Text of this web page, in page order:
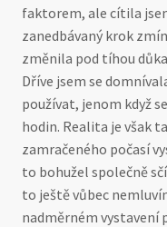
faktorem, ale cítila
zanedbávaný krok
změnila pod tíhou
Dříve jsem se
používat, jenom když
hodin. Realita je však
zamračeného počasí
to bohužel společně
to ještě vůbec
nadměrném vystavení